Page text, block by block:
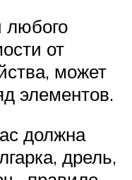
любого
от
может
элементов.
должна
дрель,